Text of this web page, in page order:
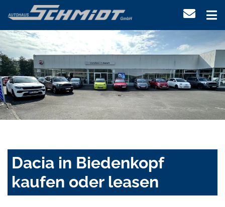
Dacia in Biedenkopf
kaufen oder leasen